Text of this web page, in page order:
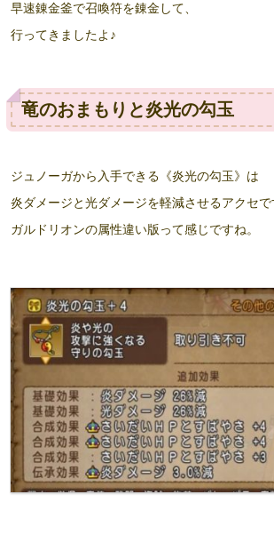
早速錬金釜で召喚符を錬金して、
行ってきましたよ♪
竜のおまもりと炎光の勾玉
ジュノーガから入手できる《炎光の勾玉》は
炎ダメージと光ダメージを軽減させるアクセで
ガルドリオンの属性違い版って感じですね。